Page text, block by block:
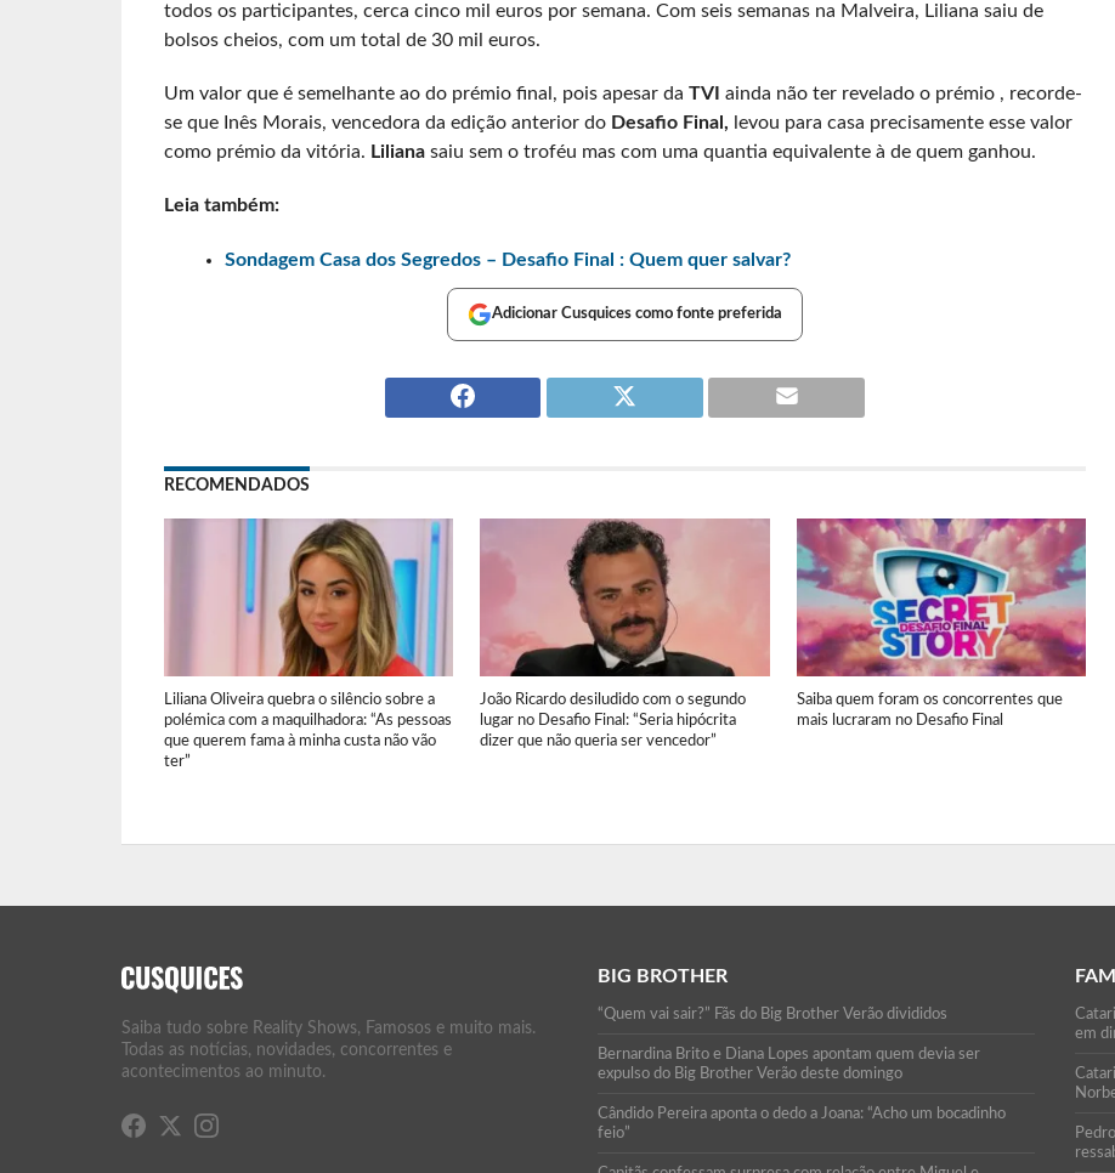
todos os participantes, cerca cinco mil euros por semana. Com seis semanas na Malveira, Liliana saiu de
bolsos cheios, com um total de 30 mil euros.
Um valor que é semelhante ao do prémio final, pois apesar da TVI ainda não ter revelado o prémio , recorde-
se que Inês Morais, vencedora da edição anterior do Desafio Final, levou para casa precisamente esse valor
como prémio da vitória. Lilianasaiu sem o troféu mas com uma quantia equivalente à de quem ganhou.
Leia também:
Sondagem Casa dos Segredos – Desafio Final : Quem quer salvar?
Adicionar Cusquices como fonte preferida
RECOMENDADOS
Liliana Oliveira quebra o silêncio sobre a
polémica com a maquilhadora: “As pessoas
que querem fama à minha custa não vão
ter”
João Ricardo desiludido com o segundo
lugar no Desafio Final: “Seria hipócrita
dizer que não queria ser vencedor”
Saiba quem foram os concorrentes que
mais lucraram no Desafio Final
Saiba tudo sobre Reality Shows, Famosos e muito mais.
Todas as notícias, novidades, concorrentes e
acontecimentos ao minuto.
BIG BROTHER
“Quem vai sair?” Fãs do Big Brother Verão divididos
Bernardina Brito e Diana Lopes apontam quem devia ser
expulso do Big Brother Verão deste domingo
Cândido Pereira aponta o dedo a Joana: “Acho um bocadinho
feio”
em